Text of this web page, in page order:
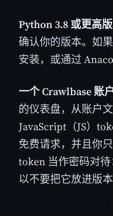
Python 3.8 或更高版
确认你的版本。如
安装，或通过
一个 Crawlbase 账
的仪表盘，从账户
JavaScript（JS）
免费请求，并且你
token 当作密码对
以不要把它放进版本